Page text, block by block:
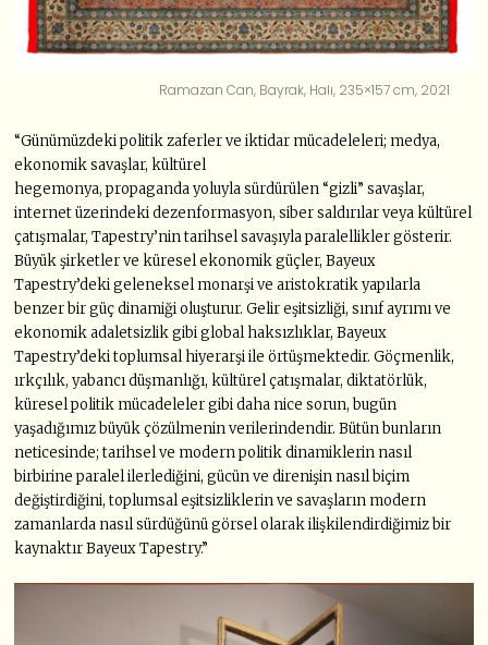
Ramazan Can, Bayrak, Halı, 235×157 cm, 2021
“Günümüzdeki politik zaferler ve iktidar mücadeleleri; medya,
ekonomik savaşlar, kültürel
hegemonya, propaganda yoluyla sürdürülen “gizli” savaşlar,
internet üzerindeki dezenformasyon, siber saldırılar veya kültürel
çatışmalar, Tapestry’nin tarihsel savaşıyla paralellikler gösterir.
Büyük şirketler ve küresel ekonomik güçler, Bayeux
Tapestry’deki geleneksel monarşi ve aristokratik yapılarla
benzer bir güç dinamiği oluşturur. Gelir eşitsizliği, sınıf ayrımı ve
ekonomik adaletsizlik gibi global haksızlıklar, Bayeux
Tapestry’deki toplumsal hiyerarşi ile örtüşmektedir. Göçmenlik,
ırkçılık, yabancı düşmanlığı, kültürel çatışmalar, diktatörlük,
küresel politik mücadeleler gibi daha nice sorun, bugün
yaşadığımız büyük çözülmenin verilerindendir. Bütün bunların
neticesinde; tarihsel ve modern politik dinamiklerin nasıl
birbirine paralel ilerlediğini, gücün ve direnişin nasıl biçim
değiştirdiğini, toplumsal eşitsizliklerin ve savaşların modern
zamanlarda nasıl sürdüğünü görsel olarak ilişkilendirdiğimiz bir
kaynaktır Bayeux Tapestry.”